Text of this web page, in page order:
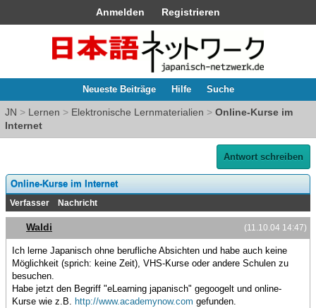
Anmelden Registrieren
Neueste Beiträge Hilfe Suche
JN > Lernen > Elektronische Lernmaterialien > Online-Kurse im
Internet
Antwort schreiben
Online-Kurse im Internet
Verfasser Nachricht
(11.10.04 14:47)
Waldi
Ich lerne Japanisch ohne berufliche Absichten und habe auch keine
Möglichkeit (sprich: keine Zeit), VHS-Kurse oder andere Schulen zu
besuchen.
Habe jetzt den Begriff "eLearning japanisch" gegoogelt und online-
Kurse wie z.B. http://www.academynow.com gefunden.